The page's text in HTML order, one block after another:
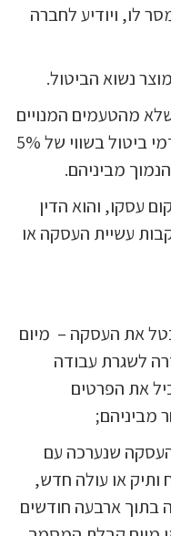
לו, ויודיע לחברה
נשוא הביטול.
מהטעמים המנויים
לעיל, החברה תהא רשאית לגבות דמי ביטול בשווי של 5%
עסקו, והוא הדין
עשיית העסקה או
את העסקה – מיום
מיום חזרה לשגרת עבודה
את הפרטים
מביניהם;
שנערכה עם
ותיק או עולה חדש,
בתוך ארבעה חודשים